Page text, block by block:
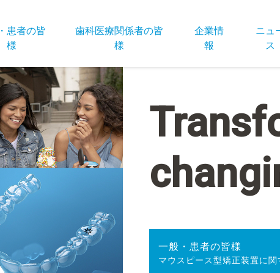
患者の皆
様
歯科医療関係者の皆
様
企業情
報
ニュ
ス
一般・患者の皆様
マウスピース型矯正装置に関